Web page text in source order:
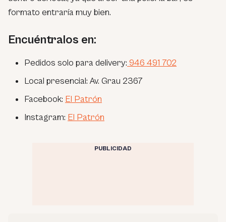
formato entraría muy bien.
Encuéntralos en:
Pedidos solo para delivery: 946 491 702
Local presencial: Av. Grau 2367
Facebook: El Patrón
Instagram: El Patrón
PUBLICIDAD